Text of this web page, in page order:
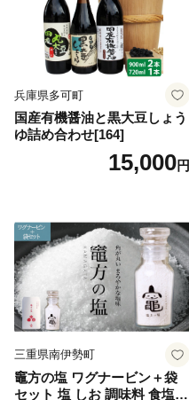
兵庫県多可町
国産有機醤油と黒大豆しょう
ゆ詰め合わせ[164]
15,000円
三重県南伊勢町
竈方の塩 ワグナービン＋袋
セット 塩 しお 調味料 食塩